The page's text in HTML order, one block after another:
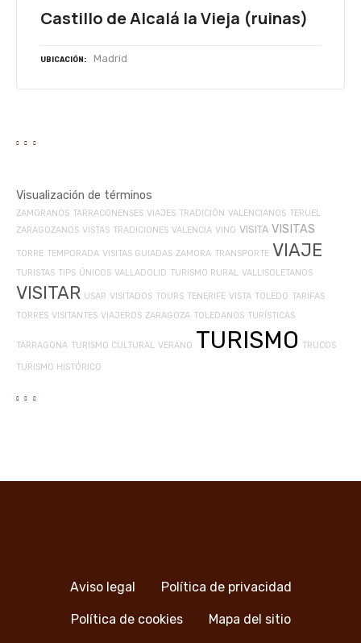
Castillo de Alcalá la Vieja (ruinas)
UBICACIÓN Madrid
Visualización de términos
ZAMORANOS TARRACONENSES VIAJES TRADICIÓN VALENCIANOS TERUEL
ZARAGOZANOS VISTAS TRADICIONES VALENCIA VINO VISITA VISITAS
TORRE TEMPORADA VISITAS GUIADAS ZAMORA TRANSPORTE VIAJE
TURISTAS TIPS ÚNICOS VALLADOLID TURISMO RURAL VALLISOLETANOS
VISITAR USAR VISITADOS TOURS TENERIFE VISTA TOLEDO TARIFAS
TORRES VISITANTES VIAJEROS ZARAGOZA TOLEDANOS TURÍSTICAS
TARRAGONA TURISMO CULTURAL VERANO TURISMO TRUCOS
TURISMO HISTÓRICO
Aviso legal Política de privacidad
Política de cookies Mapa del sitio